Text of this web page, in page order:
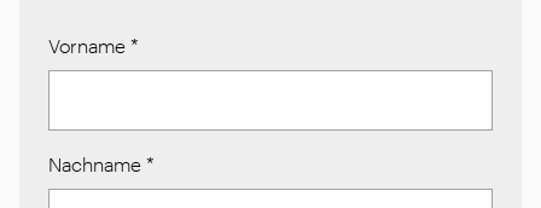
Vorname *
Nachname *